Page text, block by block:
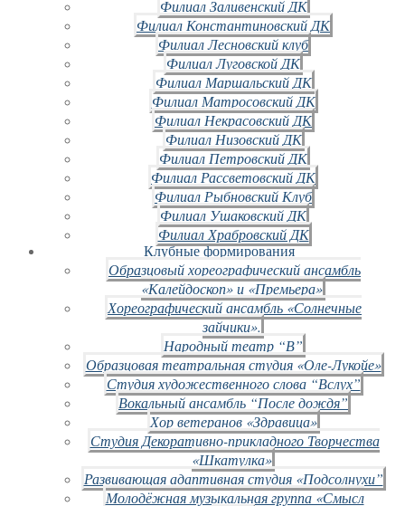
Филиал Заливенский ДК
Филиал Константиновский ДК
Филиал Лесновский клуб
Филиал Луговской ДК
Филиал Маршальский ДК
Филиал Матросовский ДК
Филиал Некрасовский ДК
Филиал Низовский ДК
Филиал Петровский ДК
Филиал Рассветовский ДК
Филиал Рыбновский Клуб
Филиал Ушаковский ДК
Филиал Храбровский ДК
Клубные формирования
Образцовый хореографический ансамбль
«Калейдоскоп» и «Премьера»
Хореографический ансамбль «Солнечные
зайчики».
Народный театр “В”
Образцовая театральная студия «Оле-Лукойе»
Студия художественного слова “Вслух”
Вокальный ансамбль “После дождя”
Хор ветеранов «Здравица»
Студия Декоративно-прикладного Творчества
«Шкатулка»
Развивающая адаптивная студия «Подсолнухи”
Молодёжная музыкальная группа «Смысл